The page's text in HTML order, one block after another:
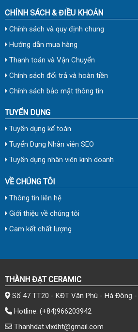
CHÍNH SÁCH & ĐIỀU KHOẢN
Chính sách và quy định chung
Hướng dẫn mua hàng
Thanh toán và Vận Chuyển
Chính sách đổi trả và hoàn tiền
Chính sách bảo mật thông tin
TUYỂN DỤNG
Tuyển dụng kế toán
Tuyển Dụng Nhân viên SEO
Tuyển dụng nhân viên kinh doanh
VỀ CHÚNG TÔI
Thông tin liên hệ
Giới thiệu về chúng tôi
Cam kết chất lượng
THÀNH ĐẠT CERAMIC
Số 47 TT20 - KĐT Văn Phú - Hà Đông -
Hotline: (+84)966203942
Thanhdat.vlxdht@gmail.com